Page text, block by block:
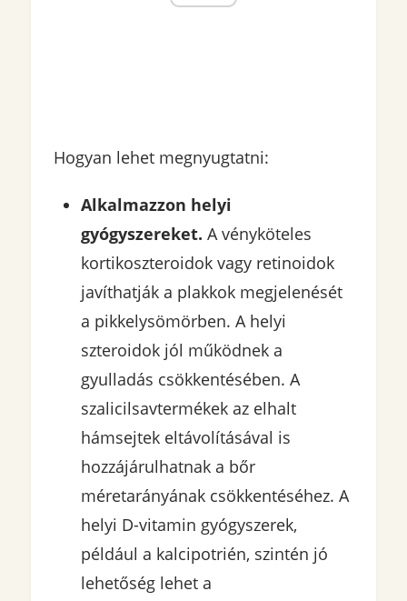
Hogyan lehet megnyugtatni:
Alkalmazzon helyi
gyógyszereket. A vényköteles
kortikoszteroidok vagy retinoidok
javíthatják a plakkok megjelenését
a pikkelysömörben. A helyi
szteroidok jól működnek a
gyulladás csökkentésében. A
szalicilsavtermékek az elhalt
hámsejtek eltávolításával is
hozzájárulhatnak a bőr
méretarányának csökkentéséhez. A
helyi D-vitamin gyógyszerek,
például a kalcipotrién, szintén jó
lehetőség lehet a